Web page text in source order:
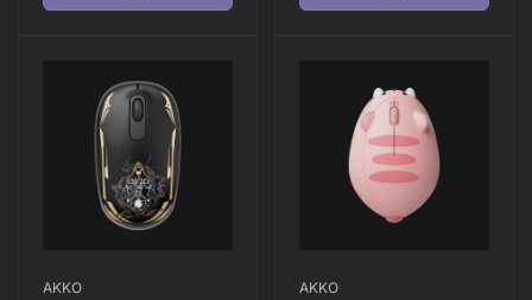
Anbieter:
AKKO Anbieter:
AKKO